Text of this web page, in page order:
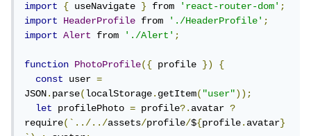
import
{ useNavigate } from 'react-router-dom';
import
HeaderProfile from './HeaderProfile';
import
Alert from './Alert';
function PhotoProfile({ profile })
{
const
user =
JSON.parse(localStorage.getItem("user"));
let
profilePhoto = profile?.avatar ?
require(`../../assets/profile/${profile.avatar}